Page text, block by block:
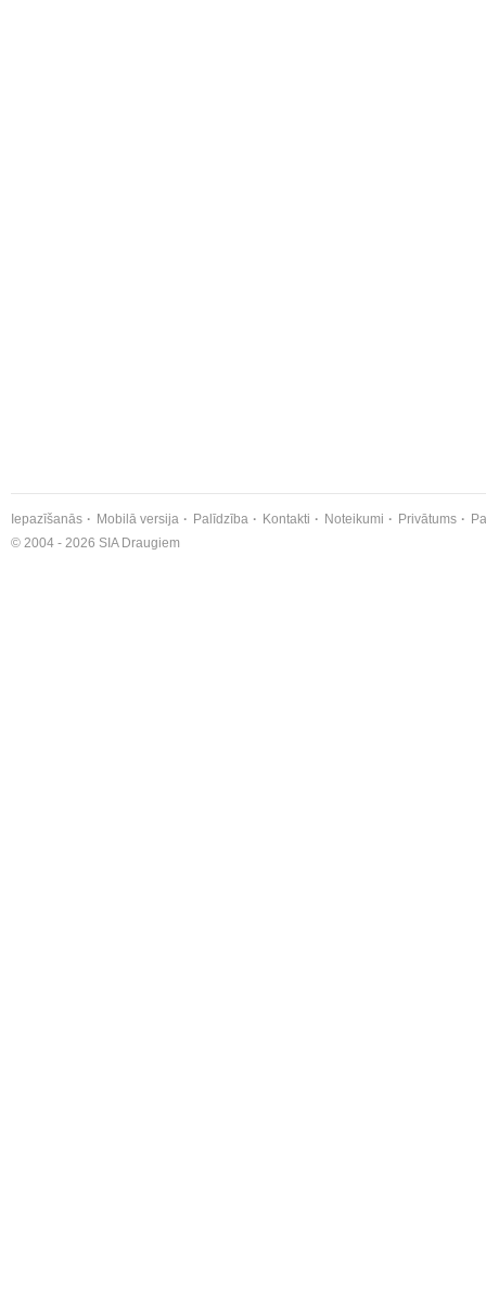
Iepazīšanās Mobilā versija Palīdzība Kontakti Noteikumi Privātums
© 2004 - 2026 SIA Draugiem